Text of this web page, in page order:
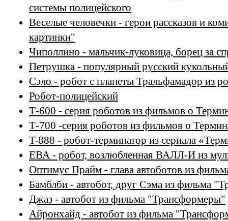
системы полицейского
Веселые человечки - герои рассказов и
картинки"
Чиполлино - мальчик-луковица, борец за
Петрушка - популярный русский
Сэло - робот с планеты Тральфамадор из
Робот-полицейский
Т-600 - серия роботов из фильмов о
Т-700 -серия роботов из фильмов о
T-888 - робот-терминатор из сериала
ЕВА - робот, возлюбленная ВАЛЛ-И из
Оптимус Прайм - глава автоботов из
Бамблби - автобот, друг Сэма из фильма
Джаз - автобот из фильма "Трансформеры"
Айронхайд - автобот из фильма